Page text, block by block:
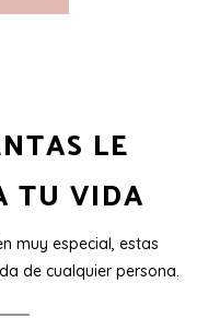
LE
TU VIDA
muy especial, estas
de cualquier persona.